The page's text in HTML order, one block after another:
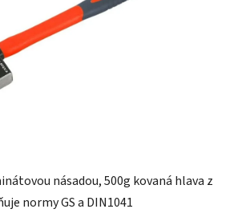
násadou, 500g kovaná hlava z
normy GS a DIN1041